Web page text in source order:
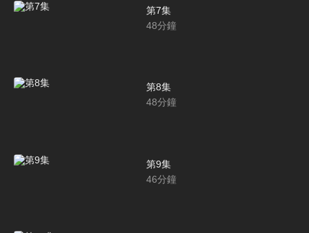
第7集
48分鐘
第8集
48分鐘
第9集
46分鐘